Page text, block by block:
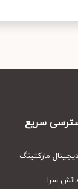
سریع
مارکتینگ
سرا